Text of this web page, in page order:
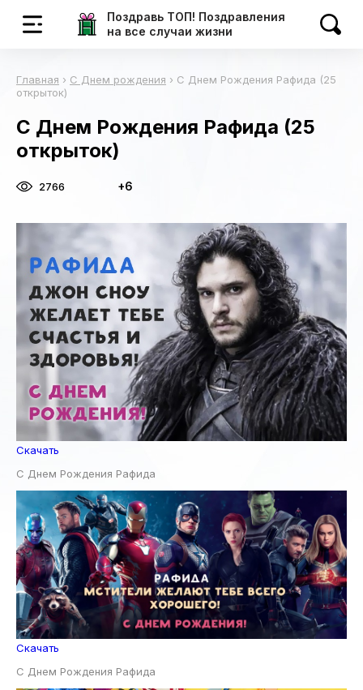
Поздравь ТОП! Поздравления
на все случаи жизни
Главная › С Днем рождения › С Днем Рождения Рафида (25
открыток)
С Днем Рождения Рафида (25
открыток)
2766 +6
Скачать
С Днем Рождения Рафида
Скачать
С Днем Рождения Рафида